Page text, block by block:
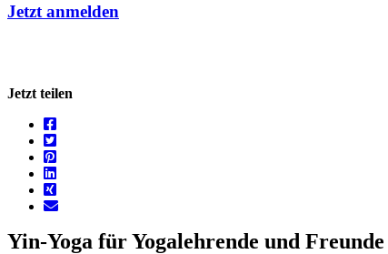
Jetzt anmelden
Jetzt teilen
Yin-Yoga für Yogalehrende und